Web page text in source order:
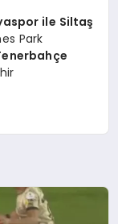
ile Siltaş
Park